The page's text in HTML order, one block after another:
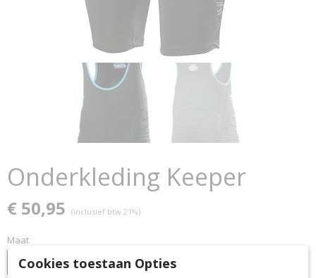
Onderkleding Keeper
€ 50,95 (inclusief btw 21%)
Maat
Cookies toestaan Opties